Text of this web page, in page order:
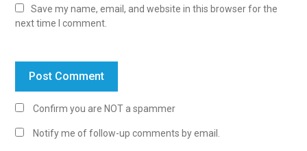
Save my name, email, and website in this browser for the
next time I comment.
Confirm you are NOT a spammer
Notify me of follow-up comments by email.